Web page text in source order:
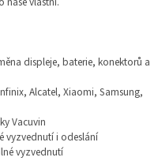
displeje, baterie, konektorů a
Alcatel, Xiaomi, Samsung,
Vacuvin
vyzvednutí i odeslání
vyzvednutí